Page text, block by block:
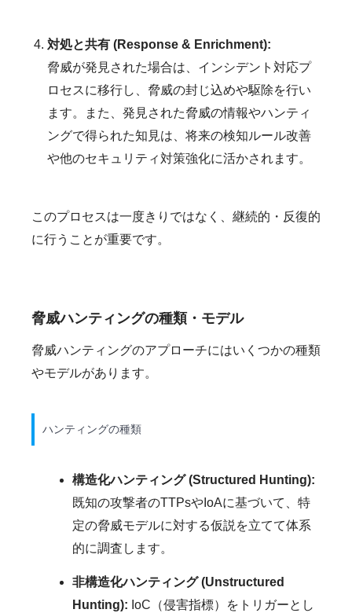
対処と共有 (Response & Enrichment):
脅威が発見された場合は、インシデント対応プ
ロセスに移行し、脅威の封じ込めや駆除を行い
ます。また、発見された脅威の情報やハンティ
ングで得られた知見は、将来の検知ルール改善
や他のセキュリティ対策強化に活かされます。
このプロセスは一度きりではなく、継続的・反復的
に行うことが重要です。
脅威ハンティングの種類・モデル
脅威ハンティングのアプローチにはいくつかの種類
やモデルがあります。
ハンティングの種類
構造化ハンティング (Structured Hunting):
既知の攻撃者のTTPsやIoAに基づいて、特
定の脅威モデルに対する仮説を立てて体系
的に調査します。
非構造化ハンティング (Unstructured
Hunting): IoC（侵害指標）をトリガーとし